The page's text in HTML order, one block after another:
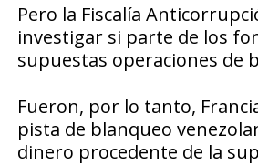
Pero la Fiscalía
investigar si parte de los
supuestas operaciones de
Fueron, por lo tanto,
pista de blanqueo
dinero procedente de la